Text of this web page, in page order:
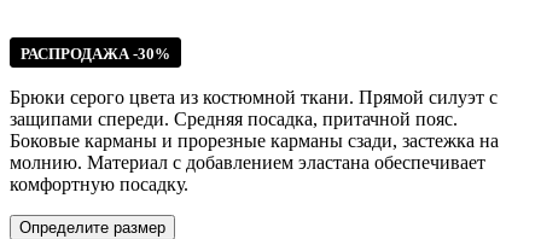
РАСПРОДАЖА -30%
Брюки серого цвета из костюмной ткани. Прямой силуэт с
защипами спереди. Средняя посадка, притачной пояс.
Боковые карманы и прорезные карманы сзади, застежка на
молнию. Материал с добавлением эластана обеспечивает
комфортную посадку.
Определите размер